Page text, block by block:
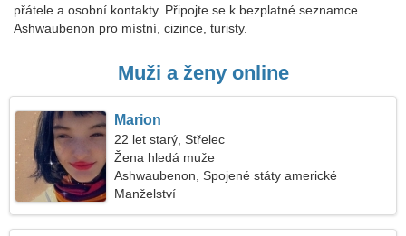
přátele a osobní kontakty. Připojte se k bezplatné seznamce
Ashwaubenon pro místní, cizince, turisty.
Muži a ženy online
Marion
22 let starý, Střelec
Žena hledá muže
Ashwaubenon, Spojené státy americké
Manželství